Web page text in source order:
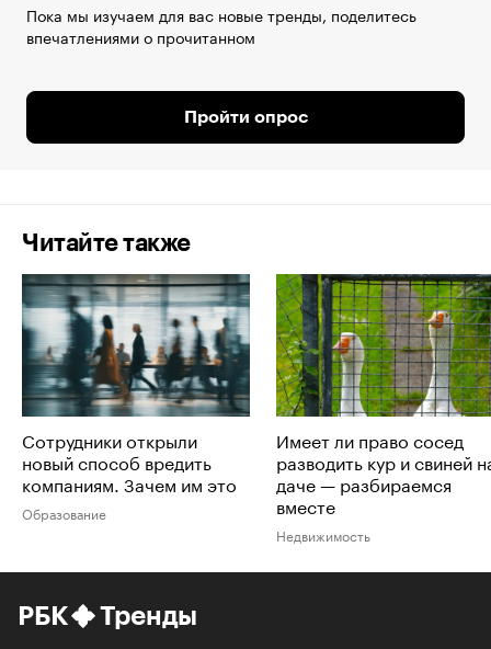
Пока мы изучаем для вас новые тренды, поделитесь
впечатлениями о прочитанном
Пройти опрос
Читайте также
Сотрудники открыли
новый способ вредить
компаниям. Зачем им это
Образование
Имеет ли право сосед
разводить кур и свиней
даче — разбираемся
вместе
Недвижимость
РБК Тренды